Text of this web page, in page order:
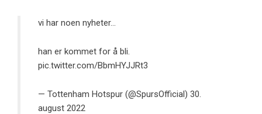
vi har noen nyheter…
han er kommet for å bli.
pic.twitter.com/BbmHYJJRt3
— Tottenham Hotspur (@SpursOfficial) 30.
august 2022